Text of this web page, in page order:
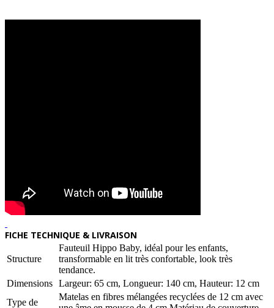
FICHE TECHNIQUE & LIVRAISON
Structure
Fauteuil Hippo Baby, idéal pour les enfants,
transformable en lit très confortable, look très
tendance.
Dimensions Largeur: 65 cm, Longueur: 140 cm, Hauteur: 12 cm
Type de
Matelas en fibres mélangées recyclées de 12 cm avec